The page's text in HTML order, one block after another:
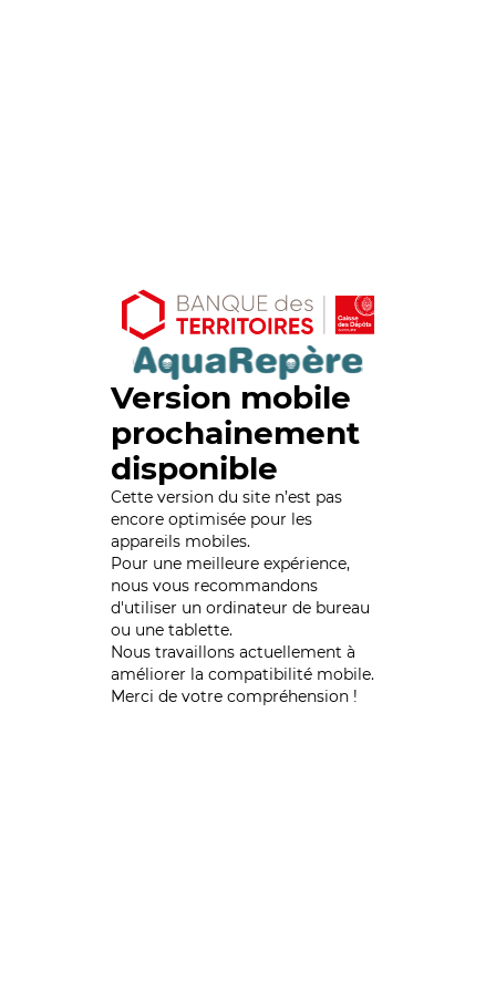
Version mobile
prochainement
disponible
Cette version du site n’est pas
encore optimisée pour les
appareils mobiles.
Pour une meilleure expérience,
nous vous recommandons
d'utiliser un ordinateur de bureau
ou une tablette.
Nous travaillons actuellement à
améliorer la compatibilité mobile.
Merci de votre compréhension !